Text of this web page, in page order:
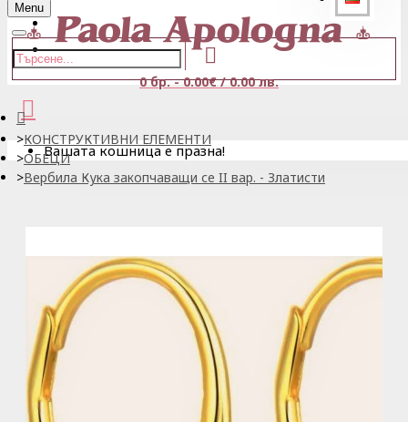
Регистрация
Menu
0 бр. - 0.00€ / 0.00 лв.
Вашата кошница е празна!
КОНСТРУКТИВНИ ЕЛЕМЕНТИ
ОБЕЦИ
Вербила Кука закопчаващи се II вар. - Златисти